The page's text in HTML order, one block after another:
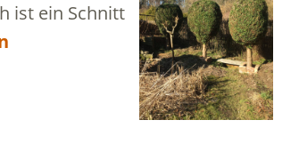
ist ein Schnitt